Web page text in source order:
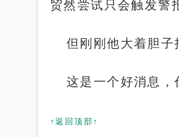
贸然尝试只会触发警
但刚刚他大着胆子
这是一个好消息，
↑返回顶部↑